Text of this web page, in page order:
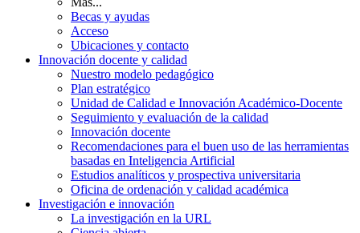
Becas y ayudas
Acceso
Ubicaciones y contacto
Innovación docente y calidad
Nuestro modelo pedagógico
Plan estratégico
Unidad de Calidad e Innovación Académico-Docente
Seguimiento y evaluación de la calidad
Innovación docente
Recomendaciones para el buen uso de las herramientas
basadas en Inteligencia Artificial
Estudios analíticos y prospectiva universitaria
Oficina de ordenación y calidad académica
Investigación e innovación
La investigación en la URL